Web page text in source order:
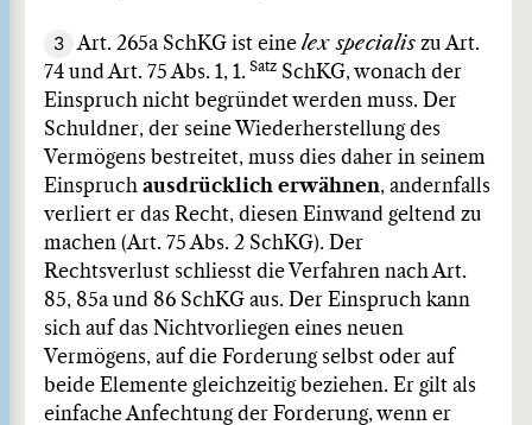
3 Art. 265a SchKG ist eine lex specialis zu Art.
74 und Art. 75 Abs. 1, 1. Satz SchKG, wonach der
Einspruch nicht begründet werden muss. Der
Schuldner, der seine Wiederherstellung des
Vermögens bestreitet, muss dies daher in seinem
Einspruch ausdrücklich erwähnen, andernfalls
verliert er das Recht, diesen Einwand geltend zu
machen (Art. 75 Abs. 2 SchKG). Der
Rechtsverlust schliesst die Verfahren nach Art.
85, 85a und 86 SchKG aus. Der Einspruch kann
sich auf das Nichtvorliegen eines neuen
Vermögens, auf die Forderung selbst oder auf
beide Elemente gleichzeitig beziehen. Er gilt als
einfache Anfechtung der Forderung, wenn er